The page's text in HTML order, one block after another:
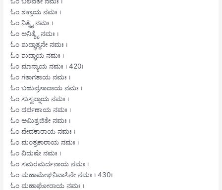
ಓಂ ಶಕ್ರಾಯ ನಮಃ ।
ಓಂ ನಿತ್ಯೈ ನಮಃ ।
ಓಂ ಅನಿತ್ಯೈ ನಮಃ ।
ಓಂ ಶುದ್ಧಾತ್ಮನೇ ನಮಃ ।
ಓಂ ಶುದ್ಧಾಯ ನಮಃ ।
ಓಂ ಮಾನ್ಯಾಯ ನಮಃ । 420।
ಓಂ ಗತಾಗತಾಯ ನಮಃ ।
ಓಂ ಬಹುಪ್ರಸಾದಾಯ ನಮಃ ।
ಓಂ ಸುಸ್ವಪ್ನಾಯ ನಮಃ ।
ಓಂ ದರ್ಪಣಾಯ ನಮಃ ।
ಓಂ ಅಮಿತ್ರಜಿತೇ ನಮಃ ।
ಓಂ ವೇದಕಾರಾಯ ನಮಃ ।
ಓಂ ಮಂತ್ರಕಾರಾಯ ನಮಃ ।
ಓಂ ವಿದುಷೇ ನಮಃ ।
ಓಂ ಸಮರಮರ್ದನಾಯ ನಮಃ ।
ಓಂ ಮಹಾಮೇಘನಿವಾಸಿನೇ ನಮಃ । 430।
ಓಂ ಮಹಾಘೋರಾಯ ನಮಃ ।